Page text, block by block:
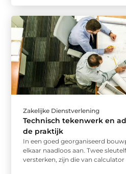
Zakelijke Dienstverlening
Technisch tekenwerk en
de praktijk
In een goed georganiseerd
elkaar naadloos aan. Twee
versterken, zijn die van calculator